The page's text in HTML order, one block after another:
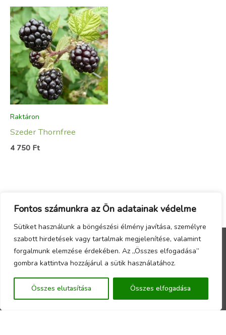
Fontos számunkra az Ön adatainak védelme
Sütiket használunk a böngészési élmény javítása, személyre
szabott hirdetések vagy tartalmak megjelenítése, valamint
forgalmunk elemzése érdekében. Az „Összes elfogadása”
gombra kattintva hozzájárul a sütik használatához.
Összes elutasítása Összes elfogadása
Raktáron
Szeder Thornfree
4 750 Ft
Menu
Copyright © 2026 - Örökzöld Faiskola Webáruház -
Készítette a
CsabaInformatika.NET